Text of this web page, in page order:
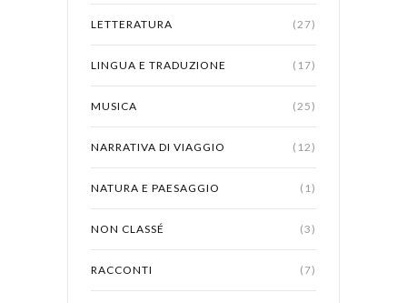
LETTERATURA (27)
LINGUA E TRADUZIONE (17)
MUSICA (25)
NARRATIVA DI VIAGGIO (12)
NATURA E PAESAGGIO (1)
NON CLASSÉ (3)
RACCONTI (7)